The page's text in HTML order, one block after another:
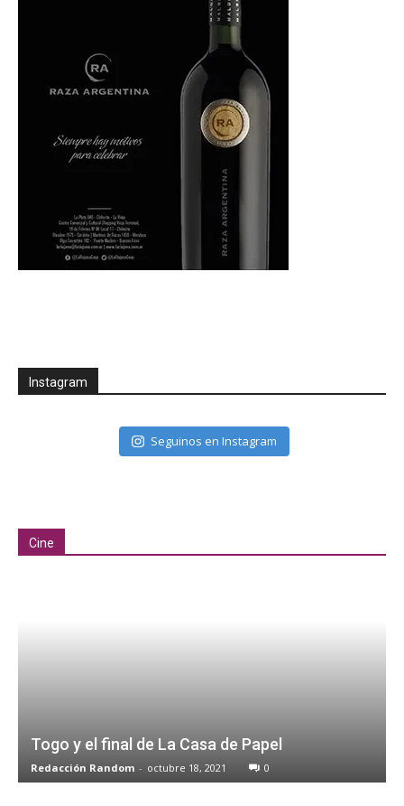
Instagram
Seguinos en Instagram
Cine
Togo y el final de La Casa de Papel
Redacción Random - octubre 18, 2021 0